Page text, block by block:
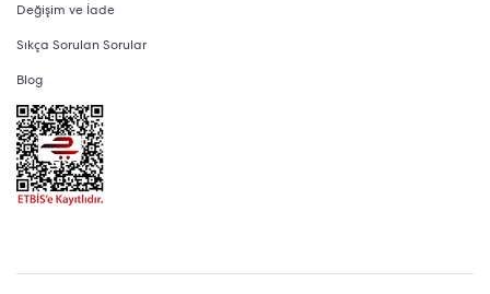
Değişim ve İade
Sıkça Sorulan Sorular
Blog